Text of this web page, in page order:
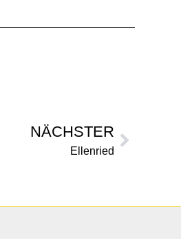
NÄCHSTER
Ellenried